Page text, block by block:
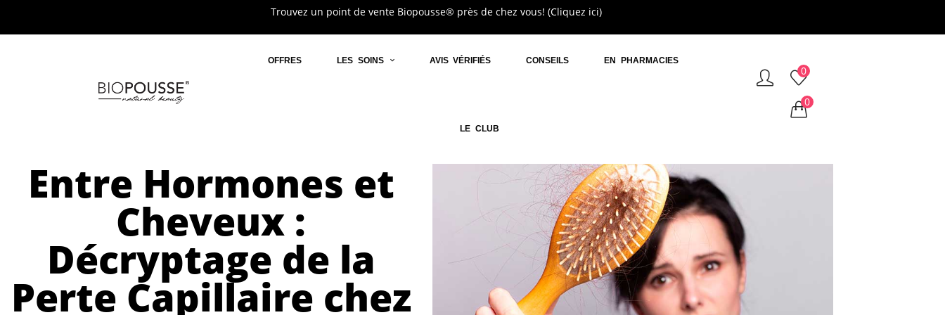
Trouvez un point de vente Biopousse® près de chez vous! (Cliquez ici)
OFFRES LES SOINS AVIS VÉRIFIÉS CONSEILS EN PHARMACIES
LE CLUB
0
0
Entre Hormones et
Cheveux :
Décryptage de la
Perte Capillaire chez